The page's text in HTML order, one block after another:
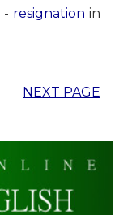
- resignation in
NEXT PAGE